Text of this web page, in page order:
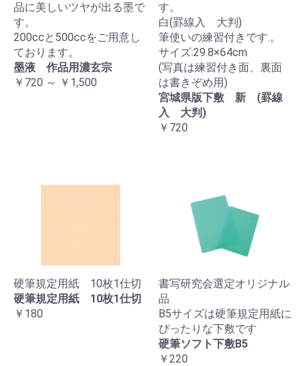
品に美しいツヤが出る墨で
す。
200ccと500ccをご用意し
ております。
墨液 作品用濃玄宗
￥720 ～ ￥1,500
す。
白(罫線入 大判)
筆使いの練習付きです.。
サイズ:29.8×64cm
(写真は練習付き面、裏面
は書きぞめ用)
宮城県版下敷 新 (罫線
入 大判)
￥720
硬筆規定用紙 10枚1仕切
硬筆規定用紙 10枚1仕切
￥180
書写研究会選定オリジナル
品
B5サイズは硬筆規定用紙に
ぴったりな下敷です
硬筆ソフト下敷B5
￥220